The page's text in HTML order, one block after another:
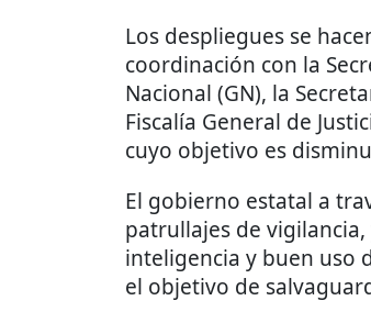
Los despliegues se
coordinación con la
Nacional (GN), la
Fiscalía General de
cuyo objetivo es
El gobierno estatal a
patrullajes de
inteligencia y buen uso
el objetivo de